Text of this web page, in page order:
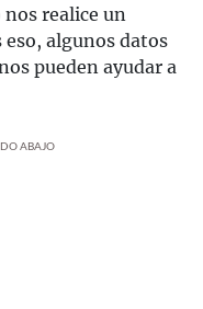
nos realice un
algunos datos
pueden ayudar a
ABAJO